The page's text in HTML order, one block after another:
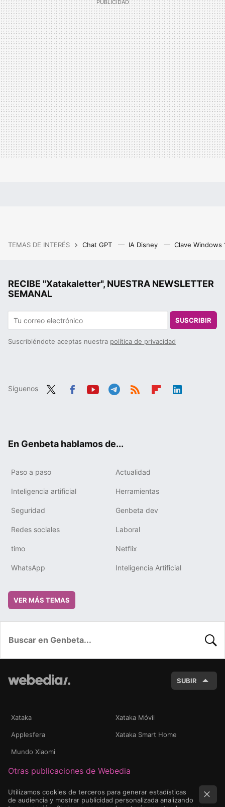
TEMAS DE INTERÉS Chat GPT IA Disney Clave Windows
RECIBE "Xatakaletter", NUESTRA NEWSLETTER
SEMANAL
SUSCRIBIR
Suscribiéndote aceptas nuestra política de privacidad
Síguenos
En Genbeta hablamos de...
Paso a paso Actualidad
Inteligencia artificial Herramientas
Seguridad Genbeta dev
Redes sociales Laboral
timo Netflix
WhatsApp Inteligencia Artificial
VER MÁS TEMAS
SUBIR
Xataka Xataka Móvil
Applesfera Xataka Smart Home
Mundo Xiaomi
Otras publicaciones de Webedia
Utilizamos cookies de terceros para generar estadísticas
de audiencia y mostrar publicidad personalizada analizando